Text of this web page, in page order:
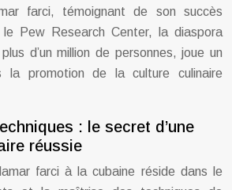
farci, témoignant de son succès
le Pew Research Center, la diaspora
d’un million de personnes, joue un
la promotion de la culture culinaire
: le secret d’une
réussie
farci à la cubaine réside dans le